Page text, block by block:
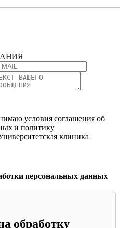
условия соглашения об
и политику
клиника
персональных данных
обработку